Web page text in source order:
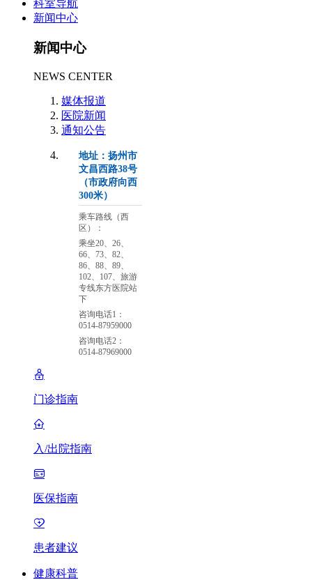
科室导航
新闻中心
新闻中心
NEWS CENTER
媒体报道
医院新闻
通知公告
地址：扬州市
文昌西路38号
（市政府向西
300米）
乘车路线（西
区）：
乘坐20、26、
66、73、82、
86、88、89、
102、107、旅游
专线东方医院站
下
咨询电话1：
0514-87959000
咨询电话2：
0514-87969000
门诊指南
入/出院指南
医保指南
患者建议
健康科普